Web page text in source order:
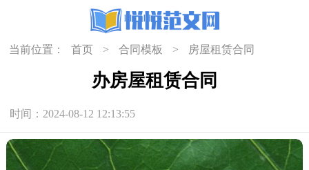
当前位置： 首页 > 合同模板 > 房屋租赁合同
办房屋租赁合同
时间：2024-08-12 12:13:55